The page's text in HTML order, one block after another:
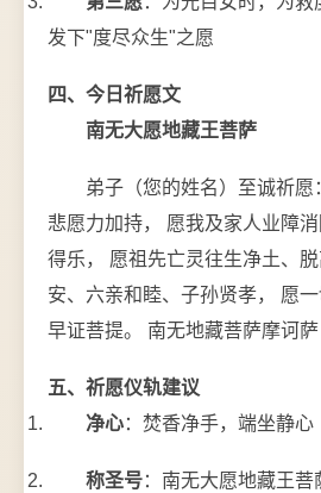
发下"度尽众生"之愿
四、今日祈愿文
南无大愿地藏王菩萨
弟子（您的姓名）至诚祈愿
悲愿力加持， 愿我及家人业障
得乐， 愿祖先亡灵往生净土、
安、六亲和睦、子孙贤孝， 愿一
早证菩提。 南无地藏菩萨摩诃萨
五、祈愿仪轨建议
净心：焚香净手，端坐静心
称圣号：南无大愿地藏王菩